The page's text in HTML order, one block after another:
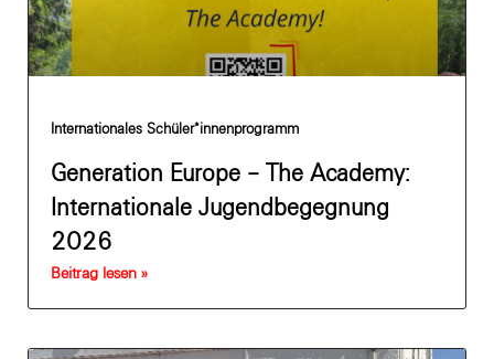
Internationales Schüler*innenprogramm
Generation Europe – The Academy:
Internationale Jugendbegegnung
2026
Beitrag lesen »